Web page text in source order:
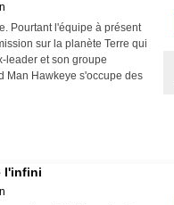
Pourtant l'équipe à présent
sur la planète Terre qui
leader et son groupe
Man Hawkeye s'occupe des
l'infini